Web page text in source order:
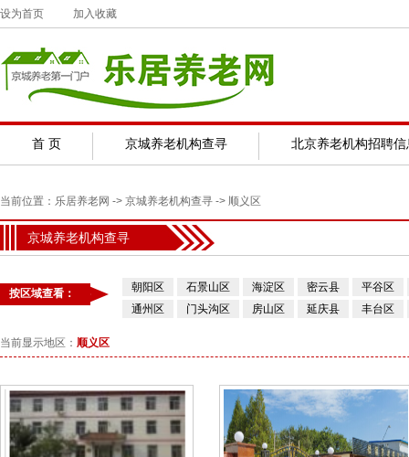
设为首页 加入收藏
首 页 京城养老机构查寻 北京养老机构招聘信
当前位置： 乐居养老网 -> 京城养老机构查寻 -> 顺义区
京城养老机构查寻
按区域查看： 朝阳区 石景山区 海淀区 密云县
平谷区
通州区
门头沟区 房山区 延庆县 丰台区
当前显示地区： 顺义区